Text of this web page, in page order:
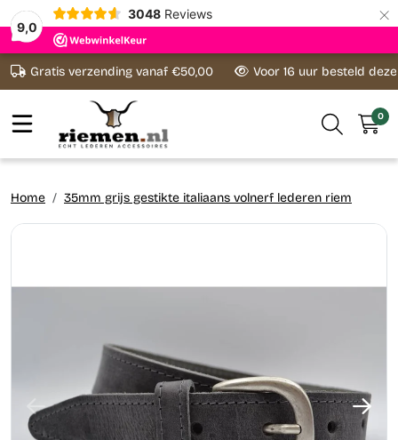
9,0
3048 Reviews ×
Ga naar content
Gratis verzending vanaf €50,00 Voor 16 uur besteld
0
Home 35mm grijs gestikte italiaans volnerf lederen riem